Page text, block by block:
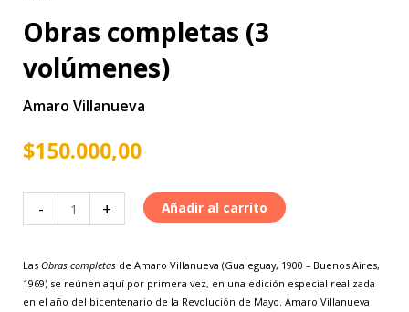
Obras completas (3
volúmenes)
Amaro Villanueva
$150.000,00
-
completas
volúmenes)
cantidad
+ Añadir al carrito
Las Obras completas de Amaro Villanueva (Gualeguay, 1900 – Buenos Aires,
1969) se reúnen aquí por primera vez, en una edición especial realizada
en el año del bicentenario de la Revolución de Mayo. Amaro Villanueva